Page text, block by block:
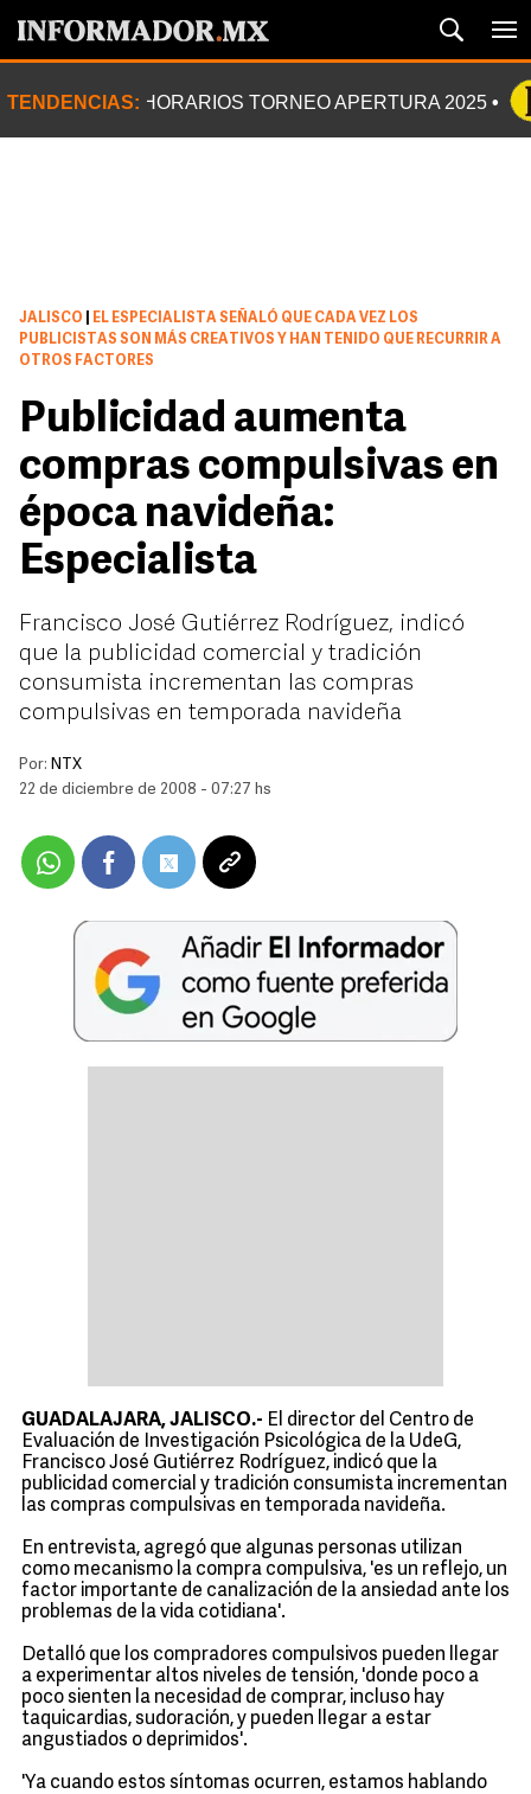
TENDENCIAS: HORARIOS TORNEO APERTURA 2025
JALISCO
EL ESPECIALISTA SEÑALÓ QUE CADA VEZ LOS
PUBLICISTAS SON MÁS CREATIVOS Y HAN TENIDO QUE RECURRIR A
OTROS FACTORES
Publicidad aumenta
compras compulsivas en
época navideña:
Especialista
Francisco José Gutiérrez Rodríguez, indicó
que la publicidad comercial y tradición
consumista incrementan las compras
compulsivas en temporada navideña
Por: NTX
22 de diciembre de 2008 - 07:27 hs
GUADALAJARA, JALISCO.- El director del Centro de
Evaluación de Investigación Psicológica de la UdeG,
Francisco José Gutiérrez Rodríguez, indicó que la
publicidad comercial y tradición consumista incrementan
las compras compulsivas en temporada navideña.
En entrevista, agregó que algunas personas utilizan
como mecanismo la compra compulsiva, 'es un reflejo, un
factor importante de canalización de la ansiedad ante los
problemas de la vida cotidiana'.
Detalló que los compradores compulsivos pueden llegar
a experimentar altos niveles de tensión, 'donde poco a
poco sienten la necesidad de comprar, incluso hay
taquicardias, sudoración, y pueden llegar a estar
angustiados o deprimidos'.
'Ya cuando estos síntomas ocurren, estamos hablando